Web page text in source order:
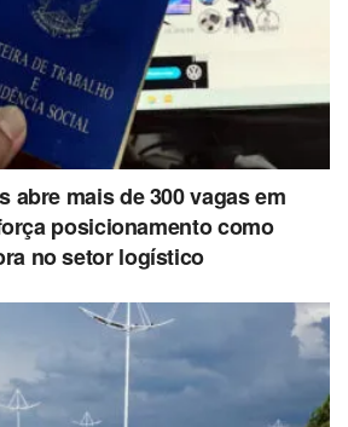
abre mais de 300 vagas em
posicionamento como
no setor logístico